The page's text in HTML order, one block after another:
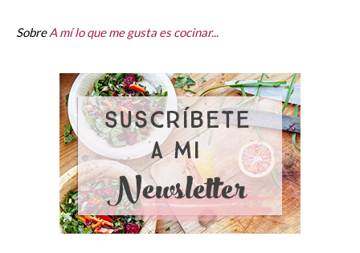
SobreA mí lo que me gusta es cocinar...